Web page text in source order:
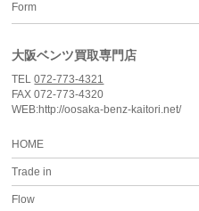
Form
大阪ベンツ買取専門店
TEL072-773-4321
FAX 072-773-4320
WEB:http://oosaka-benz-kaitori.net/
HOME
Trade in
Flow